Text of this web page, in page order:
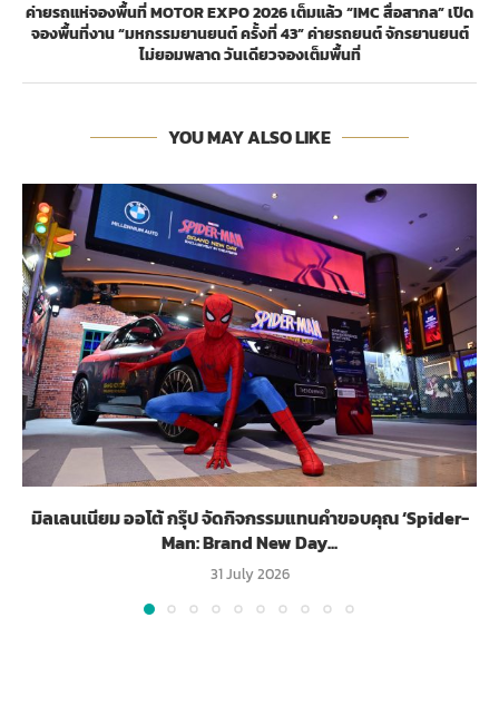
ค่ายรถแห่จองพื้นที่ MOTOR EXPO 2026 เต็มแล้ว “IMC สื่อสากล” เปิด
จองพื้นที่งาน “มหกรรมยานยนต์ ครั้งที่ 43” ค่ายรถยนต์ จักรยานยนต์
ไม่ยอมพลาด วันเดียวจองเต็มพื้นที่
YOU MAY ALSO LIKE
มิลเลนเนียม ออโต้ กรุ๊ป จัดกิจกรรมแทนคำขอบคุณ ‘Spider-
Man: Brand New Day...
31 July 2026